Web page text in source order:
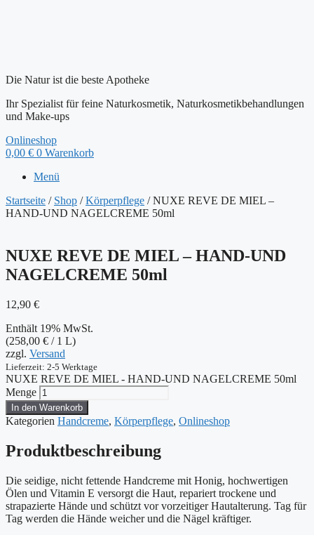
Die Natur ist die beste Apotheke
Ihr Spezialist für feine Naturkosmetik, Naturkosmetikbehandlungen
und Make-ups
Onlineshop
0,00 € 0 Warenkorb
Menü
Startseite / Shop /Körperpflege / NUXE REVE DE MIEL –
HAND-UND NAGELCREME 50ml
NUXE REVE DE MIEL – HAND-UND
NAGELCREME 50ml
12,90 €
Enthält 19% MwSt.
(258,00 € / 1 L)
zzgl. Versand
Lieferzeit: 2-5 Werktage
NUXE REVE DE MIEL - HAND-UND NAGELCREME 50ml
Menge
In den Warenkorb
Kategorien Handcreme, Körperpflege, Onlineshop
Produktbeschreibung
Die seidige, nicht fettende Handcreme mit Honig, hochwertigen
Ölen und Vitamin E versorgt die Haut, repariert trockene und
strapazierte Hände und schützt vor vorzeitiger Hautalterung. Tag für
Tag werden die Hände weicher und die Nägel kräftiger.